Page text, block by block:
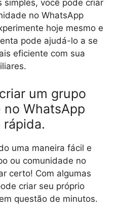
simples, você pode criar
no WhatsApp
hoje mesmo e
pode ajudá-lo a se
eficiente com sua
um grupo
WhatsApp
uma maneira fácil e
ou comunidade no
certo! Com algumas
criar seu próprio
questão de minutos.